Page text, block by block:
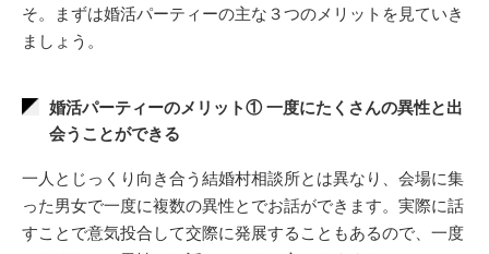
そ。まずは婚活パーティーの主な３つのメリットを見ていき
ましょう。
婚活パーティーのメリット① 一度にたくさんの異性と出
会うことができる
一人とじっくり向き合う結婚村相談所とは異なり、会場に集
った男女で一度に複数の異性とでお話ができます。実際に話
すことで意気投合して交際に発展することもあるので、一度